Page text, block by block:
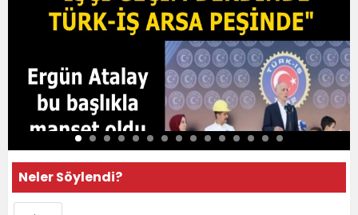
Neler Söylendi?